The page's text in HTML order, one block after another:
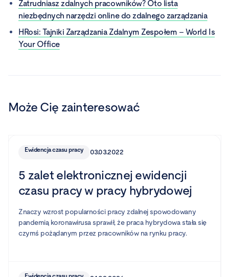
Zatrudniasz zdalnych pracowników? Oto lista
niezbędnych narzędzi online do zdalnego zarządzania
HRosi: Tajniki Zarządzania Zdalnym Zespołem – World Is
Your Office
Może Cię zainteresować
Ewidencja czasu pracy 03.03.2022
5 zalet elektronicznej ewidencji
czasu pracy w pracy hybrydowej
Znaczy wzrost popularności pracy zdalnej spowodowany
pandemią koronawirusa sprawił, że praca hybrydowa stała się
czymś pożądanym przez pracowników na rynku pracy.